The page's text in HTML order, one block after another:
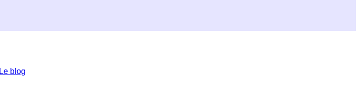
Le blog